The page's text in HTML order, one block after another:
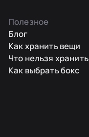
Полезное
Блог
Как хранить вещи
Что нельзя хранить
Как выбрать бокс